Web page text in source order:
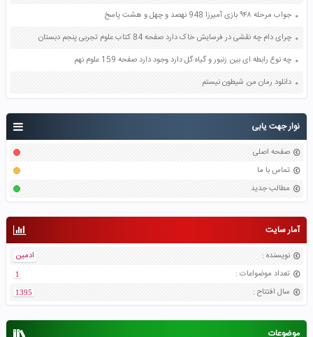
نوار جهت یابی
صفحه اصلی
تماس با ما
مطالب جدید
آمار سایت
نویسنده :
ادمین
تعداد موضواعات :
1
سال افتتاح :
1395
موضوعات
جواب مرحله ۹۴۸ بازی آمیرزا 948 نهصد و چهل و هشت پاسخ
چرای دام چه نقشی در فرسایش خاک دارد صفحه 84 کتاب علوم تجربی پنجم دبستان
چه نوع رابطه ای بین زنبور و گیاه گل دارد وجود دارد صفحه 159 علوم نهم
دانلود رمان من شیطون نیستم